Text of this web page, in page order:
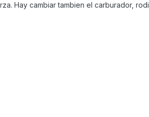
Hay cambiar tambien el carburador,